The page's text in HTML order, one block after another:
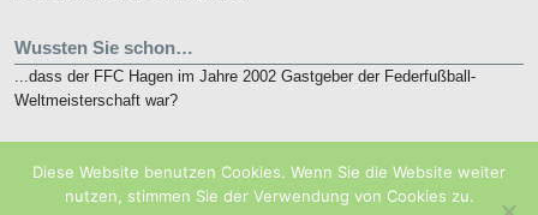
Wussten Sie schon…
...dass der FFC Hagen im Jahre 2002 Gastgeber der Federfußball-
Weltmeisterschaft war?
Die nunmehr 10. French Open finden vom 19. bis 21. Mai 2018 in
Eaubonne bei Paris statt.
Diese Website benutzen Cookies. Wenn Sie die Website weiter
nutzen, stimmen Sie der Verwendung von Cookies zu.